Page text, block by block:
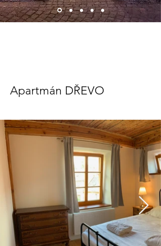
Apartmán DŘEVO